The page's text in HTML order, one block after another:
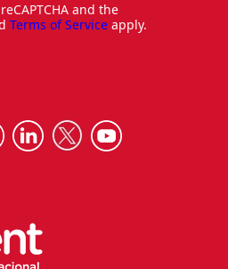
and the
Terms of Service apply.